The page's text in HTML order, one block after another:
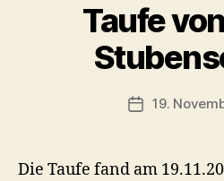
Taufe
19.
Die Taufe fand am